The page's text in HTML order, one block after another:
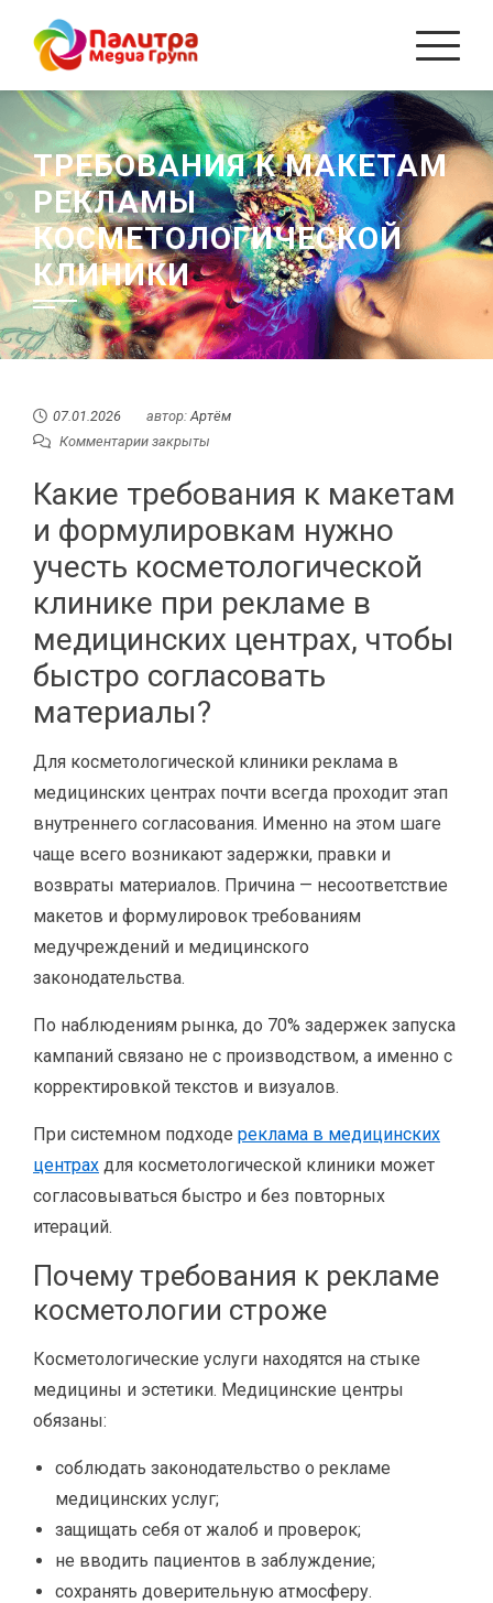
Перейти
содержанию
ТРЕБОВАНИЯ К МАКЕТАМ
РЕКЛАМЫ
КОСМЕТОЛОГИЧЕСКОЙ
КЛИНИКИ
07.01.2026 автор:Артём
Комментарии закрыты
Какие требования к макетам
и формулировкам нужно
учесть косметологической
клинике при рекламе в
медицинских центрах, чтобы
быстро согласовать
материалы?
Для косметологической клиники реклама в
медицинских центрах почти всегда проходит этап
внутреннего согласования. Именно на этом шаге
чаще всего возникают задержки, правки и
возвраты материалов. Причина — несоответствие
макетов и формулировок требованиям
медучреждений и медицинского
законодательства.
По наблюдениям рынка, до 70% задержек запуска
кампаний связано не с производством, а именно с
корректировкой текстов и визуалов.
При системном подходе реклама в медицинских
центрах для косметологической клиники может
согласовываться быстро и без повторных
итераций.
Почему требования к рекламе
косметологии строже
Косметологические услуги находятся на стыке
медицины и эстетики. Медицинские центры
обязаны:
соблюдать законодательство о рекламе
медицинских услуг;
защищать себя от жалоб и проверок;
не вводить пациентов в заблуждение;
сохранять доверительную атмосферу.